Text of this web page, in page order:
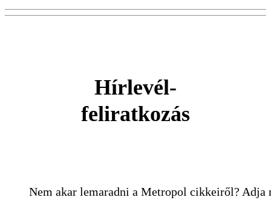
Hírlevél-
feliratkozás
Nem akar lemaradni a Metropol cikkeiről? Adja